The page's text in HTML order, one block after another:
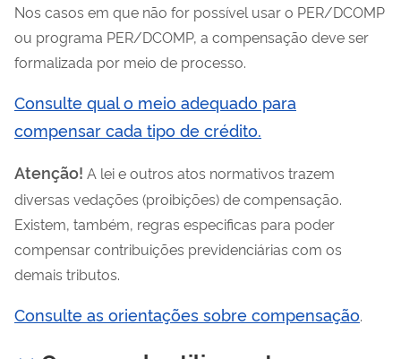
Nos casos em que não for possível usar o PER/DCOMP
ou programa PER/DCOMP, a compensação deve ser
formalizada por meio de processo.
Consulte qual o meio adequado para
compensar cada tipo de crédito.
Atenção! A lei e outros atos normativos trazem
diversas vedações (proibições) de compensação.
Existem, também, regras especificas para poder
compensar contribuições previdenciárias com os
demais tributos.
Consulte as orientações sobre compensação.